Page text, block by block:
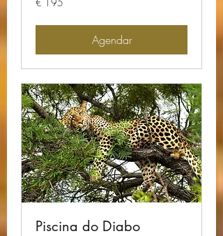
Euros
Agendar
Piscina do Diabo